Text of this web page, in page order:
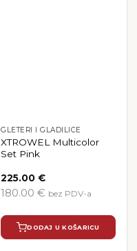
GLETERI I GLADILICE
XTROWEL Multicolor
Set Pink
225.00€
180.00 € bez PDV-a
DODAJ U KOŠARICU